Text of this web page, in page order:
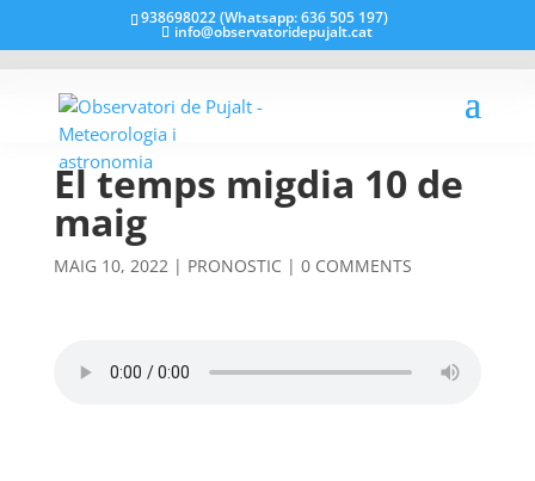
938698022 (Whatsapp: 636 505 197)
info@observatoridepujalt.cat
El temps migdia 10 de
maig
MAIG 10, 2022| PRONOSTIC | 0 COMMENTS